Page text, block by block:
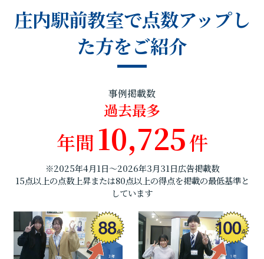
庄内駅前教室で点数アップし
た方をご紹介
事例掲載数
過去最多
年間 10,725件
※2025年4月1日～2026年3月31日広告掲載数
15点以上の点数上昇または80点以上の得点を掲載の最低基準と
しています